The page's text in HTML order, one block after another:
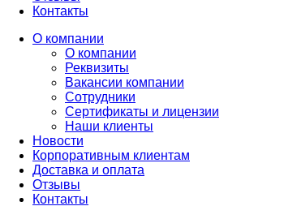
Контакты
О компании
О компании
Реквизиты
Вакансии компании
Сотрудники
Сертификаты и лицензии
Наши клиенты
Новости
Корпоративным клиентам
Доставка и оплата
Отзывы
Контакты